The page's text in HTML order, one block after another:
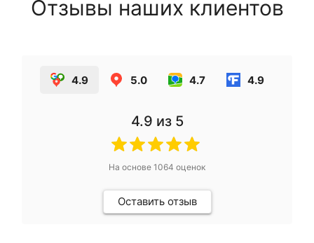
Отзывы наших клиентов
4.9 5.0 4.7 4.9
4.9 из 5
На основе 1064 оценок
Оставить отзыв